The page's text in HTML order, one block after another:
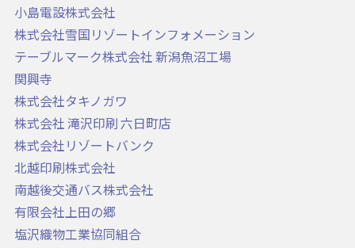
小島電設株式会社
株式会社雪国リゾートインフォメーション
テーブルマーク株式会社 新潟魚沼工場
関興寺
株式会社タキノガワ
株式会社 滝沢印刷 六日町店
株式会社リゾートバンク
北越印刷株式会社
南越後交通バス株式会社
有限会社上田の郷
塩沢織物工業協同組合